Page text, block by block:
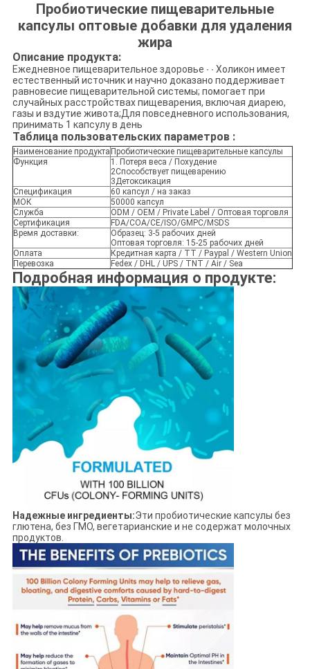
Пробиотические пищеварительные
капсулы оптовые добавки для удаления
жира
Описание продукта:
Ежедневное пищеварительное здоровье ∙ ∙ Холикон имеет
естественный источник и научно доказано поддерживает
равновесие пищеварительной системы; помогает при
случайных расстройствах пищеварения, включая диарею,
газы и вздутие живота;Для повседневного использования,
принимать 1 капсулу в день
Таблица пользовательских параметров :
Наименование продукта Пробиотические пищеварительные капсулы
Функция
1. Потеря веса / Похудение
2Способствует пищеварению
3Детоксикация
Спецификация
60 капсул / на заказ
МОК
50000 капсул
Служба
ODM / OEM / Private Label / Оптовая торговля
Сертификация
FDA/COA/CE/ISO/GMPC/MSDS
Время доставки:
Образец: 3-5 рабочих дней
Оптовая торговля: 15-25 рабочих дней
Оплата
Кредитная карта / TT / Paypal / Western Union
Перевозка
Fedex / DHL / UPS / TNT / Air / Sea
Подробная информация о продукте:
Надежные ингредиенты:Эти пробиотические капсулы без
глютена, без ГМО, вегетарианские и не содержат молочных
продуктов.